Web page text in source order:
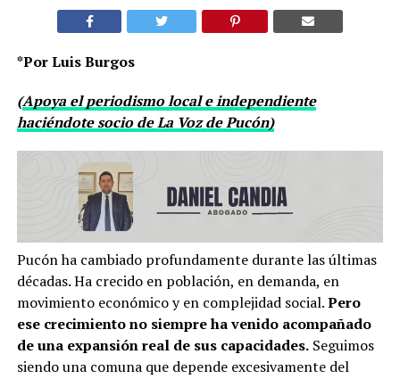
*Por Luis Burgos
(Apoya el periodismo local e independiente
haciéndote socio de La Voz de Pucón)
Pucón ha cambiado profundamente durante las últimas
décadas. Ha crecido en población, en demanda, en
movimiento económico y en complejidad social.Pero
ese crecimiento no siempre ha venido acompañado
de una expansión real de sus capacidades.Seguimos
siendo una comuna que depende excesivamente del